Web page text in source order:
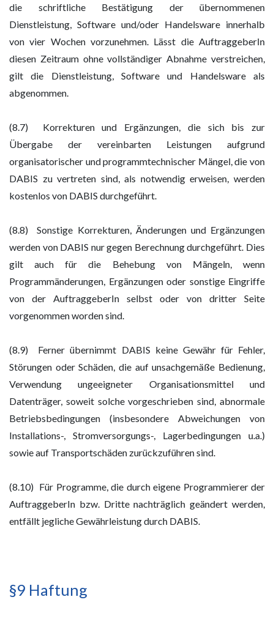
die schriftliche Bestätigung der übernommenen
Dienstleistung, Software und/oder Handelsware innerhalb
von vier Wochen vorzunehmen. Lässt die AuftraggeberIn
diesen Zeitraum ohne vollständiger Abnahme verstreichen,
gilt die Dienstleistung, Software und Handelsware als
abgenommen.
(8.7) Korrekturen und Ergänzungen, die sich bis zur
Übergabe der vereinbarten Leistungen aufgrund
organisatorischer und programmtechnischer Mängel, die von
DABIS zu vertreten sind, als notwendig erweisen, werden
kostenlos von DABIS durchgeführt.
(8.8) Sonstige Korrekturen, Änderungen und Ergänzungen
werden von DABIS nur gegen Berechnung durchgeführt. Dies
gilt auch für die Behebung von Mängeln, wenn
Programmänderungen, Ergänzungen oder sonstige Eingriffe
von der AuftraggeberIn selbst oder von dritter Seite
vorgenommen worden sind.
(8.9) Ferner übernimmt DABIS keine Gewähr für Fehler,
Störungen oder Schäden, die auf unsachgemäße Bedienung,
Verwendung ungeeigneter Organisationsmittel und
Datenträger, soweit solche vorgeschrieben sind, abnormale
Betriebsbedingungen (insbesondere Abweichungen von
Installations-, Stromversorgungs-, Lagerbedingungen u.a.)
sowie auf Transportschäden zurückzuführen sind.
(8.10) Für Programme, die durch eigene Programmierer der
AuftraggeberIn bzw. Dritte nachträglich geändert werden,
entfällt jegliche Gewährleistung durch DABIS.
§9 Haftung